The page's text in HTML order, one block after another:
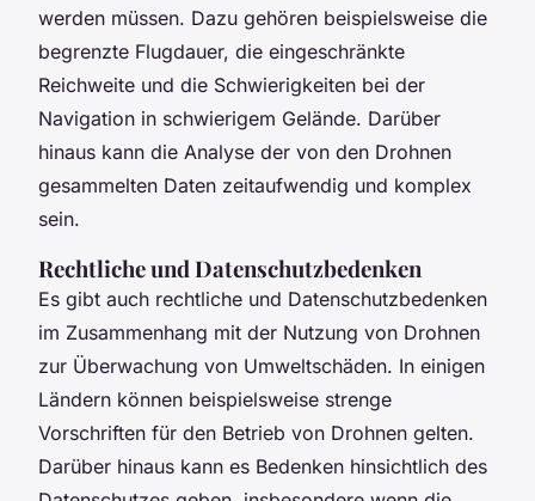
werden müssen. Dazu gehören beispielsweise die
begrenzte Flugdauer, die eingeschränkte
Reichweite und die Schwierigkeiten bei der
Navigation in schwierigem Gelände. Darüber
hinaus kann die Analyse der von den Drohnen
gesammelten Daten zeitaufwendig und komplex
sein.
Rechtliche und Datenschutzbedenken
Es gibt auch rechtliche und Datenschutzbedenken
im Zusammenhang mit der Nutzung von Drohnen
zur Überwachung von Umweltschäden. In einigen
Ländern können beispielsweise strenge
Vorschriften für den Betrieb von Drohnen gelten.
Darüber hinaus kann es Bedenken hinsichtlich des